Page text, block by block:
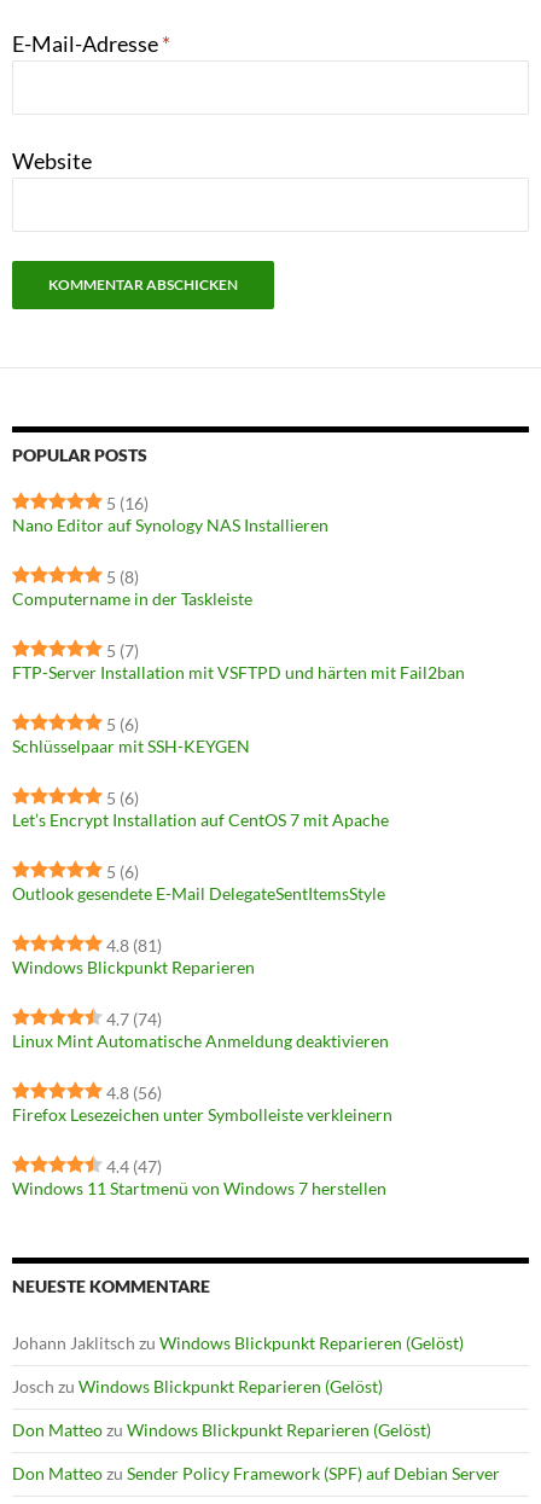
E-Mail-Adresse*
Website
POPULAR POSTS
5 (16)
Nano Editor auf Synology NAS Installieren
5 (8)
Computername in der Taskleiste
5 (7)
FTP-Server Installation mit VSFTPD und härten mit Fail2ban
5 (6)
Schlüsselpaar mit SSH-KEYGEN
5 (6)
Let’s Encrypt Installation auf CentOS 7 mit Apache
5 (6)
Outlook gesendete E-Mail DelegateSentItemsStyle
4.8 (81)
Windows Blickpunkt Reparieren
4.7 (74)
Linux Mint Automatische Anmeldung deaktivieren
4.8 (56)
Firefox Lesezeichen unter Symbolleiste verkleinern
4.4 (47)
Windows 11 Startmenü von Windows 7 herstellen
NEUESTE KOMMENTARE
Johann Jaklitsch zu Windows Blickpunkt Reparieren (Gelöst)
Josch zu Windows Blickpunkt Reparieren (Gelöst)
Don Matteozu Windows Blickpunkt Reparieren (Gelöst)
Don Matteozu Sender Policy Framework (SPF) auf Debian Server